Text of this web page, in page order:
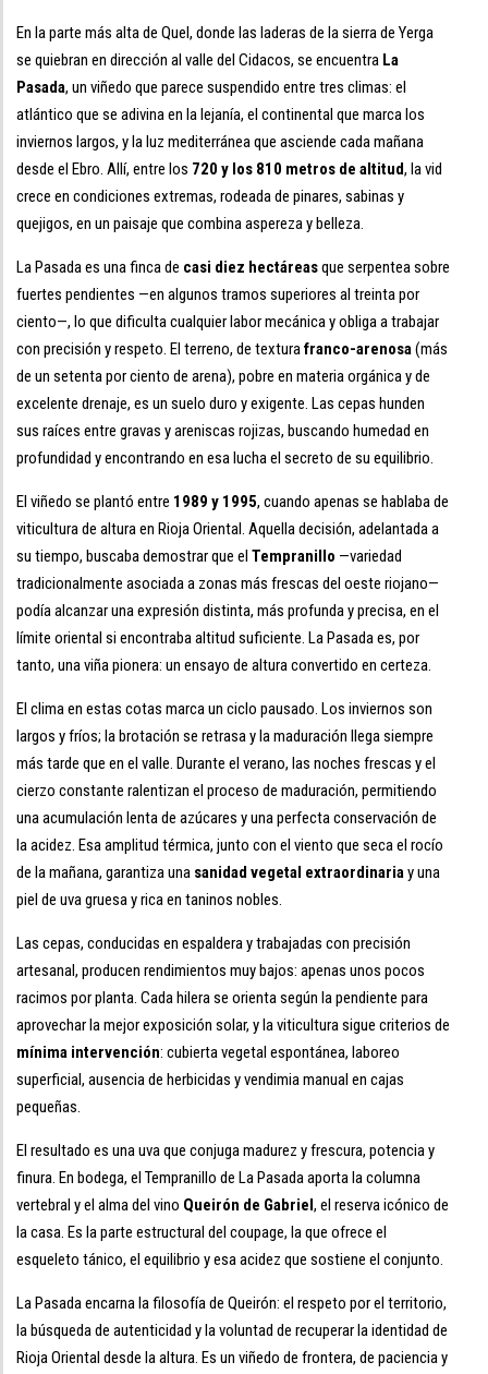
En la parte más alta de Quel, donde las laderas de la sierra de Yerga
se quiebran en dirección al valle del Cidacos, se encuentra La
Pasada, un viñedo que parece suspendido entre tres climas: el
atlántico que se adivina en la lejanía, el continental que marca los
inviernos largos, y la luz mediterránea que asciende cada mañana
desde el Ebro. Allí, entre los 720 y los 810 metros de altitud, la vid
crece en condiciones extremas, rodeada de pinares, sabinas y
quejigos, en un paisaje que combina aspereza y belleza.
La Pasada es una finca de casi diez hectáreasque serpentea sobre
fuertes pendientes —en algunos tramos superiores al treinta por
ciento—, lo que dificulta cualquier labor mecánica y obliga a trabajar
con precisión y respeto. El terreno, de texturafranco-arenosa(más
de un setenta por ciento de arena), pobre en materia orgánica y de
excelente drenaje, es un suelo duro y exigente. Las cepas hunden
sus raíces entre gravas y areniscas rojizas, buscando humedad en
profundidad y encontrando en esa lucha el secreto de su equilibrio.
El viñedo se plantó entre 1989 y 1995, cuando apenas se hablaba de
viticultura de altura en Rioja Oriental. Aquella decisión, adelantada a
su tiempo, buscaba demostrar que el Tempranillo —variedad
tradicionalmente asociada a zonas más frescas del oeste riojano—
podía alcanzar una expresión distinta, más profunda y precisa, en el
límite oriental si encontraba altitud suficiente. La Pasada es, por
tanto, una viña pionera: un ensayo de altura convertido en certeza.
El clima en estas cotas marca un ciclo pausado. Los inviernos son
largos y fríos; la brotación se retrasa y la maduración llega siempre
más tarde que en el valle. Durante el verano, las noches frescas y el
cierzo constante ralentizan el proceso de maduración, permitiendo
una acumulación lenta de azúcares y una perfecta conservación de
la acidez. Esa amplitud térmica, junto con el viento que seca el rocío
de la mañana, garantiza una sanidad vegetal extraordinariay una
piel de uva gruesa y rica en taninos nobles.
Las cepas, conducidas en espaldera y trabajadas con precisión
artesanal, producen rendimientos muy bajos: apenas unos pocos
racimos por planta. Cada hilera se orienta según la pendiente para
aprovechar la mejor exposición solar, y la viticultura sigue criterios de
mínima intervención: cubierta vegetal espontánea, laboreo
superficial, ausencia de herbicidas y vendimia manual en cajas
pequeñas.
El resultado es una uva que conjuga madurez y frescura, potencia y
finura. En bodega, el Tempranillo de La Pasada aporta la columna
vertebral y el alma del vino Queirón de Gabriel, el reserva icónico de
la casa. Es la parte estructural del coupage, la que ofrece el
esqueleto tánico, el equilibrio y esa acidez que sostiene el conjunto.
La Pasada encarna la filosofía de Queirón: el respeto por el territorio,
la búsqueda de autenticidad y la voluntad de recuperar la identidad de
Rioja Oriental desde la altura. Es un viñedo de frontera, de paciencia y